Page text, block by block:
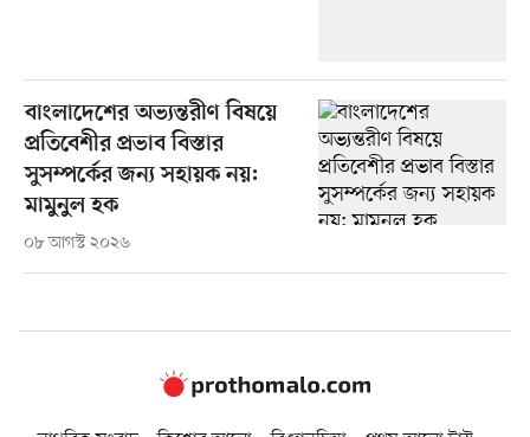
বাংলাদেশের অভ্যন্তরীণ বিষয়ে
প্রতিবেশীর প্রভাব বিস্তার
সুসম্পর্কের জন্য সহায়ক নয়:
মামুনুল হক
০৮ আগস্ট ২০২৬